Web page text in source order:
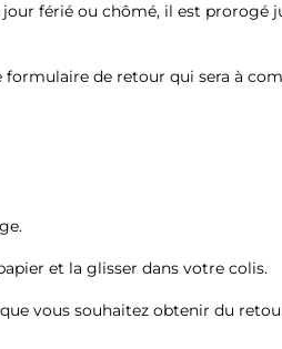
férié ou chômé, il est prorogé
de retour qui sera à
et la glisser dans votre colis.
vous souhaitez obtenir du